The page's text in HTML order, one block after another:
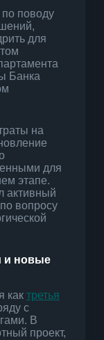
поводу
для
Банка
на
для
этапе.
активный
вопросу
и новые
как третья
с
В
проект,